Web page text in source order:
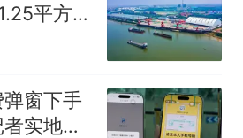
平方
窗下手
实地探